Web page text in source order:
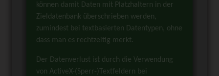
können damit Daten mit Platzhaltern in der
Zieldatenbank überschrieben werden,
zumindest bei textbasierten Datentypen, ohne
dass man es rechtzeitig merkt.
Der Datenverlust ist durch die Verwendung
von ActiveX-(Sperr-)Textfeldern bei